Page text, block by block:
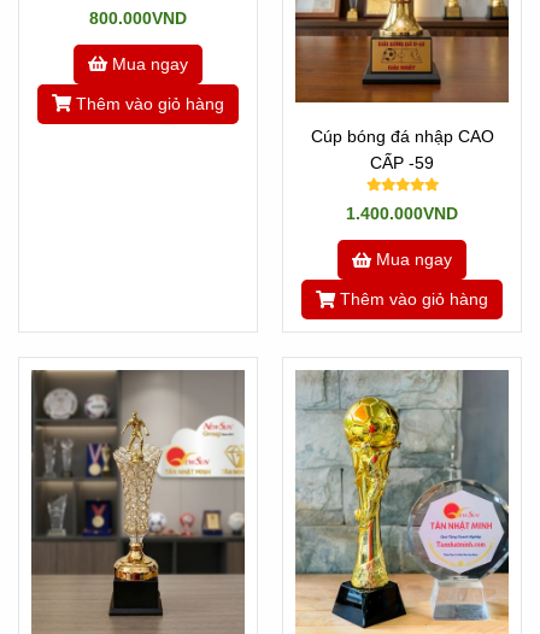
800.000VND
Mua ngay
Thêm vào giỏ hàng
Cúp bóng đá nhập CAO
CẤP -59
1.400.000VND
Mua ngay
Thêm vào giỏ hàng